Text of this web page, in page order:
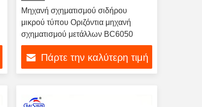
Μηχανή σχηματισμού σιδήρου
μικρού τύπου Οριζόντια μηχανή
σχηματισμού μετάλλων BC6050
Πάρτε την καλύτερη τιμή